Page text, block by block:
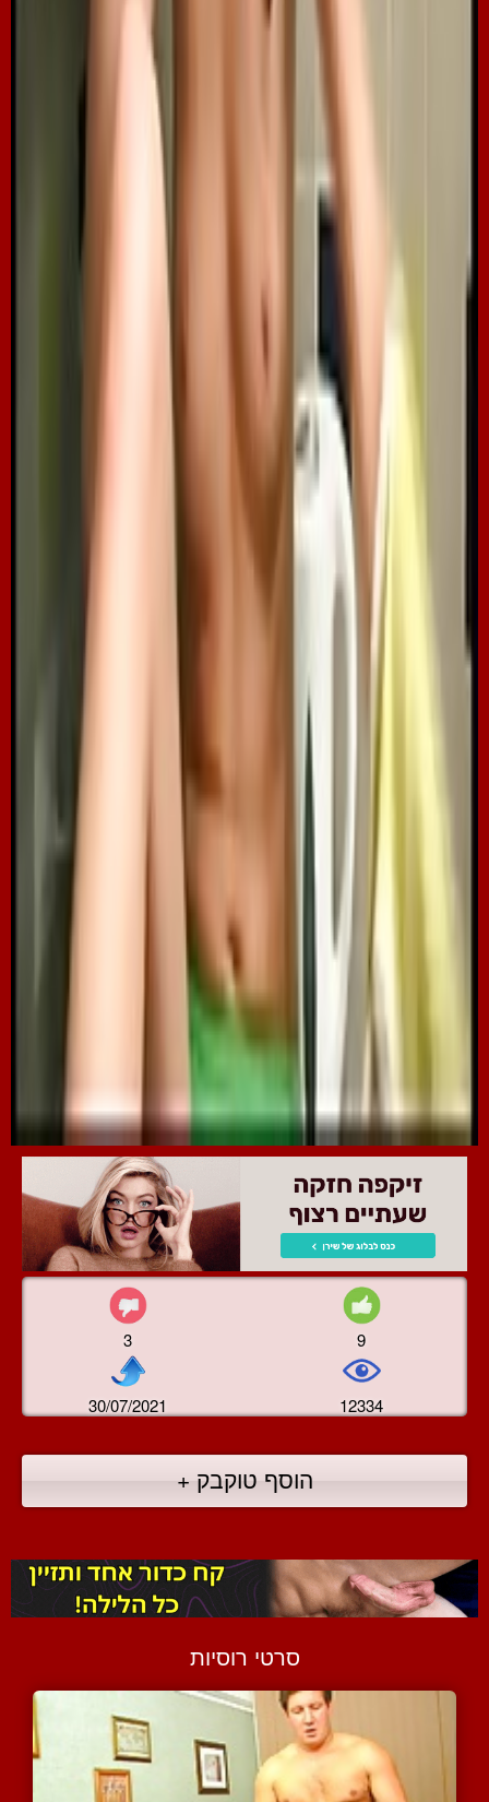
3 9
30/07/2021 12334
הוסף טוקבק +
סרטי רוסיות